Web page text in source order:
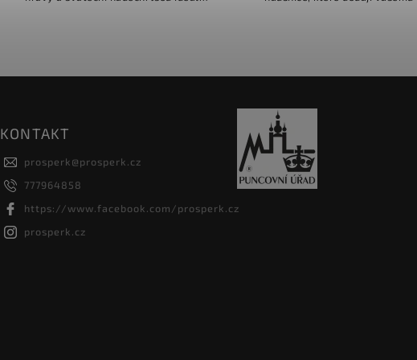
KONTAKT
prosperk@prosperk.cz
777964858
https://www.facebook.com/prosperk.cz
prosperk.cz